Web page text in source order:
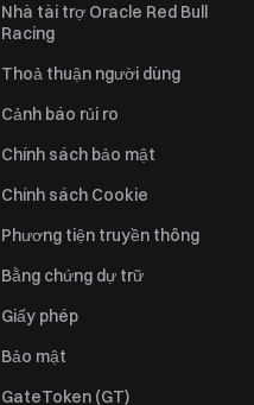
Nhà tài trợ Oracle Red Bull
Racing
Thoả thuận người dùng
Cảnh báo rủi ro
Chính sách bảo mật
Chính sách Cookie
Phương tiện truyền thông
Bằng chứng dự trữ
Giấy phép
Bảo mật
GateToken (GT)